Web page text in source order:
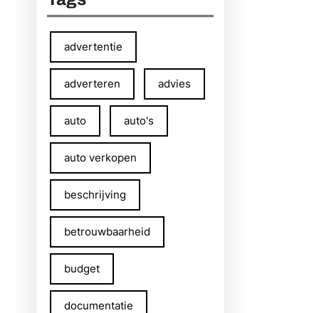
advertentie
adverteren advies
auto auto's
auto verkopen
beschrijving
betrouwbaarheid
budget
documentatie